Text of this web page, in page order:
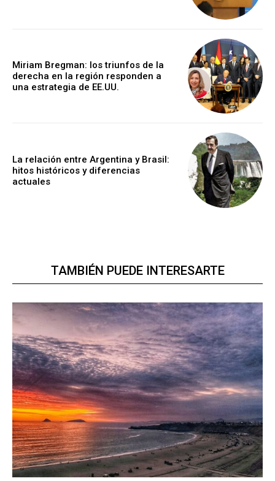
Miriam Bregman: los triunfos de la
derecha en la región responden a
una estrategia de EE.UU.
La relación entre Argentina y Brasil:
hitos históricos y diferencias
actuales
TAMBIÉN PUEDE INTERESARTE